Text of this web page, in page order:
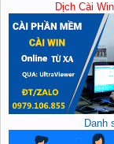
Dịch Cài
Danh